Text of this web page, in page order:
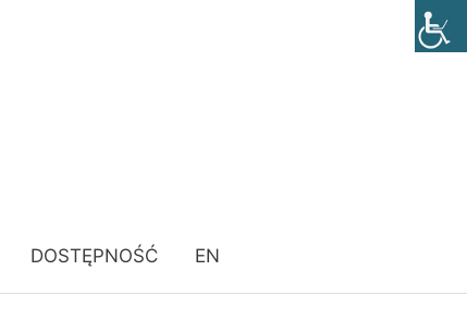
DOSTĘPNOŚĆ EN